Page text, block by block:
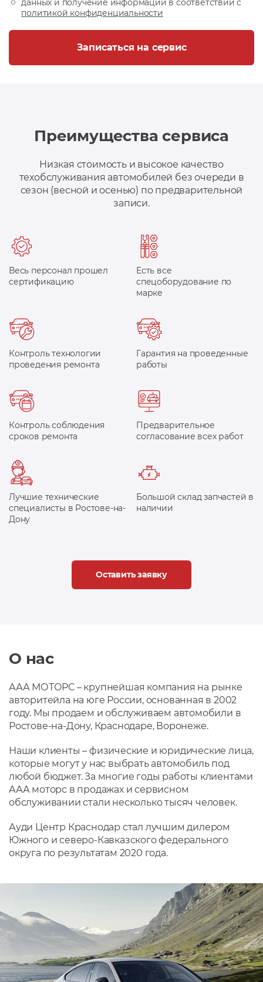
данных и получение информации в соответствии с
политикой конфиденциальности
Записаться на сервис
Преимущества сервиса
Низкая стоимость и высокое качество
техобслуживания автомобилей без очереди в
сезон (весной и осенью) по предварительной
записи.
Весь персонал прошел
сертификацию
Есть все
спецоборудование по
марке
Контроль технологии
проведения ремонта
Гарантия на проведенные
работы
Контроль соблюдения
сроков ремонта
Предварительное
согласование всех работ
Лучшие технические
специалисты в Ростове-на-
Дону
Большой склад запчастей в
наличии
Оставить заявку
О нас
ААА МОТОРС – крупнейшая компания на рынке
авторитейла на юге России, основанная в 2002
году. Мы продаем и обслуживаем автомобили в
Ростове-на-Дону, Краснодаре, Воронеже.
Наши клиенты – физические и юридические лица,
которые могут у нас выбрать автомобиль под
любой бюджет. За многие годы работы клиентами
ААА моторс в продажах и сервисном
обслуживании стали несколько тысяч человек.
Ауди Центр Краснодар стал лучшим дилером
Южного и северо-Кавказского федерального
округа по результатам 2020 года.